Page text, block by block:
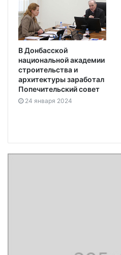
В Донбасской
национальной академии
строительства и
архитектуры заработал
Попечительский совет
24 января 2024